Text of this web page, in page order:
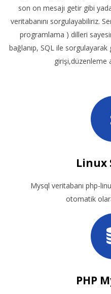
son on mesajı getir gibi
veritabanını sorgulayabiliriz.
programlama ) dilleri
bağlanıp, SQL ile
girişi,düzenleme
Linux
Mysql veritabanı php-
otomatik
PHP